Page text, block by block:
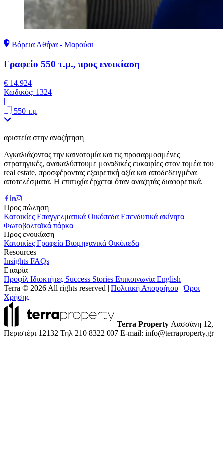
Βόρεια Αθήνα - Μαρούσι
Γραφείο 550 τ.μ., προς ενοικίαση
€ 14.924
Κωδικός: 1324
|
550 τ.μ
αριστεία στην αναζήτηση
Αγκαλιάζοντας την καινοτομία και τις προσαρμοσμένες
στρατηγικές, ανακαλύπτουμε μοναδικές ευκαιρίες στον τομέα του
real estate, προσφέροντας εξαιρετική αξία και αποδεδειγμένα
αποτελέσματα. Η επιτυχία έρχεται όταν αναζητάς διαφορετικά.
Προς πώληση
Κατοικίες Επαγγελματικά Οικόπεδα Επενδυτικά ακίνητα
Φωτοβολταϊκά πάρκα
Προς ενοικίαση
Κατοικίες Γραφεία Βιομηχανικά Οικόπεδα
Resources
Insights FAQs
Εταιρία
Προφίλ Ιδιοκτήτες Success Stories Επικοινωνία English
Terra © 2026 All rights reserved | Πολιτική Απορρήτου |Όροι
Χρήσης
Terra Property Λασσάνη 12,
Περιστέρι 12132 Τηλ 210 8322 007 E-mail: info@terraproperty.gr